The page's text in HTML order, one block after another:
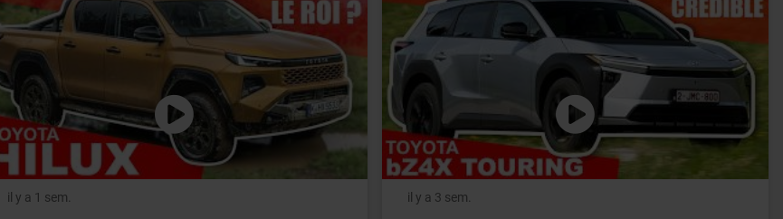
il y a 1 sem. il y a 3 sem.